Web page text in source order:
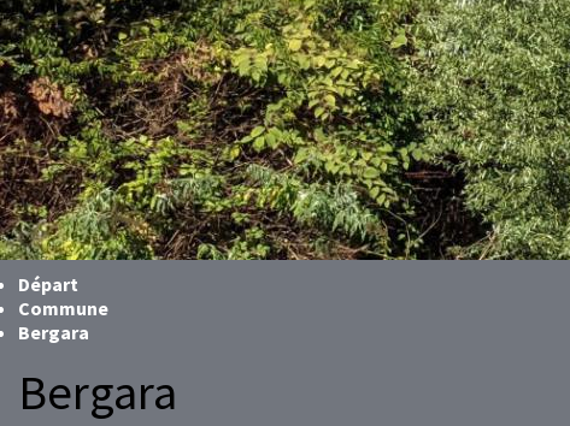
Départ
Commune
Bergara
Bergara